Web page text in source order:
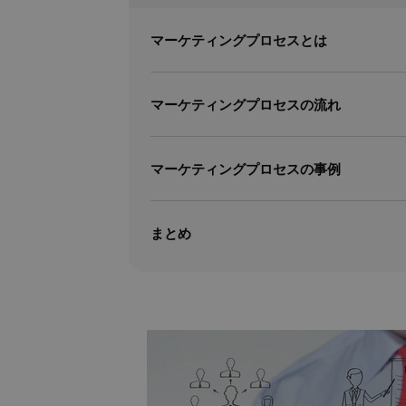
マーケティングプロセスとは
マーケティングプロセスの流れ
マーケティングプロセスの事例
まとめ